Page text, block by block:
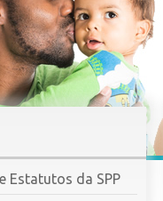
Estatutos da SPP